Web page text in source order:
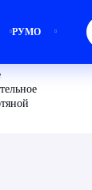
РУМО